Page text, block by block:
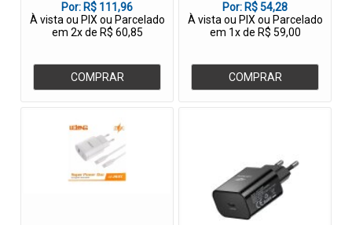
Por: R$ 111,96
À vista ou PIX ou Parcelado
em 2x de R$ 60,85
COMPRAR
Por: R$ 54,28
À vista ou PIX ou Parcelado
em 1x de R$ 59,00
COMPRAR